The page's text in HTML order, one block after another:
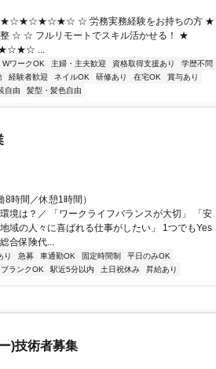
☆ 労務実務経験をお持ちの方 ★
☆ ☆ フルリモートでスキル活かせる！ ★
...
WワークOK 主婦・主夫歓迎 資格取得支援あり
学歴不問
経験者歓迎 ネイルOK 研修あり 在宅OK
賞与あり
自由 髪型・髪色自由
時間／休憩1時間）
境は？／ 「ワークライフバランスが大切」 「安
域の人々に喜ばれる仕事がしたい」 1つでもYes
合保険代...
り 急募 車通勤OK 固定時間制
平日のみOK
ブランクOK 駅近5分以内 土日祝休み 昇給あり
)技術者募集